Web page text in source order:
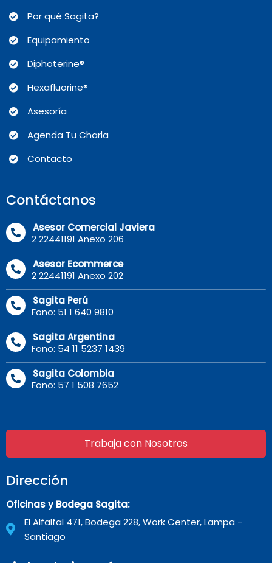
Por qué Sagita?
Equipamiento
Diphoterine®
Hexafluorine®
Asesoría
Agenda Tu Charla
Contacto
Contáctanos
Asesor Comercial Javiera
2 22441191 Anexo 206
Asesor Ecommerce
2 22441191 Anexo 202
Sagita Perú
Fono: 51 1 640 9810
Sagita Argentina
Fono: 54 11 5237 1439
Sagita Colombia
Fono: 57 1 508 7652
Trabaja con Nosotros
Dirección
Oficinas y Bodega Sagita:
El Alfalfal 471, Bodega 228, Work Center, Lampa -
Santiago